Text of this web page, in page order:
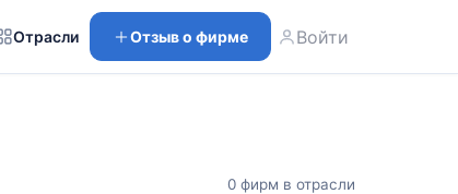
Отрасли Отзыв о фирме Войти
0 фирм в отрасли